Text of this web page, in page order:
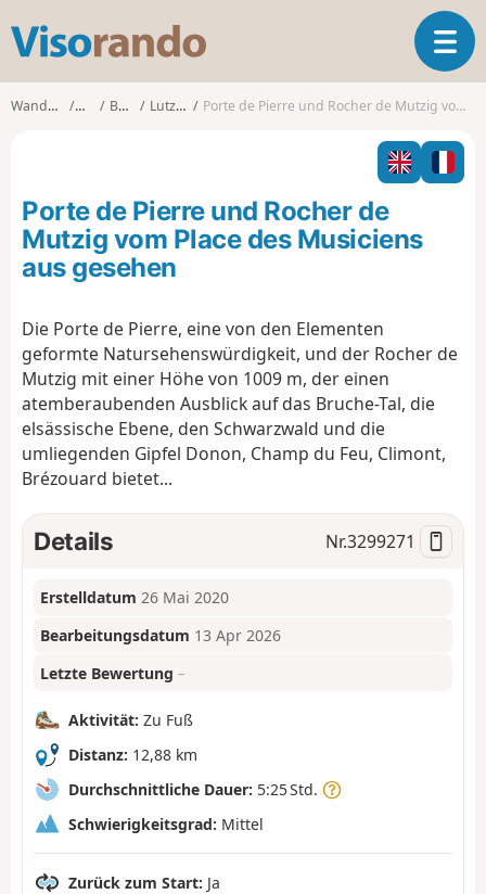
s
o
o
T
o
l
n
i
Wanderungen Elsass
Bas-Rhin Lutzelhouse Porte de Pierre und Rocher de Mutzig vom Place des Musiciens aus gesehen
Porte de Pierre und Rocher de
Mutzig vom Place des Musiciens
aus gesehen
Die Porte de Pierre, eine von den Elementen
geformte Natursehenswürdigkeit, und der Rocher de
Mutzig mit einer Höhe von 1009 m, der einen
atemberaubenden Ausblick auf das Bruche-Tal, die
elsässische Ebene, den Schwarzwald und die
umliegenden Gipfel Donon, Champ du Feu, Climont,
Brézouard bietet...
Details Nr.3299271
Erstelldatum 26 Mai 2020
Bearbeitungsdatum 13 Apr 2026
Letzte Bewertung –
Aktivität: Zu Fuß
Distanz: 12,88 km
Durchschnittliche Dauer: 5:25 Std.
Schwierigkeitsgrad: Mittel
Zurück zum Start: Ja